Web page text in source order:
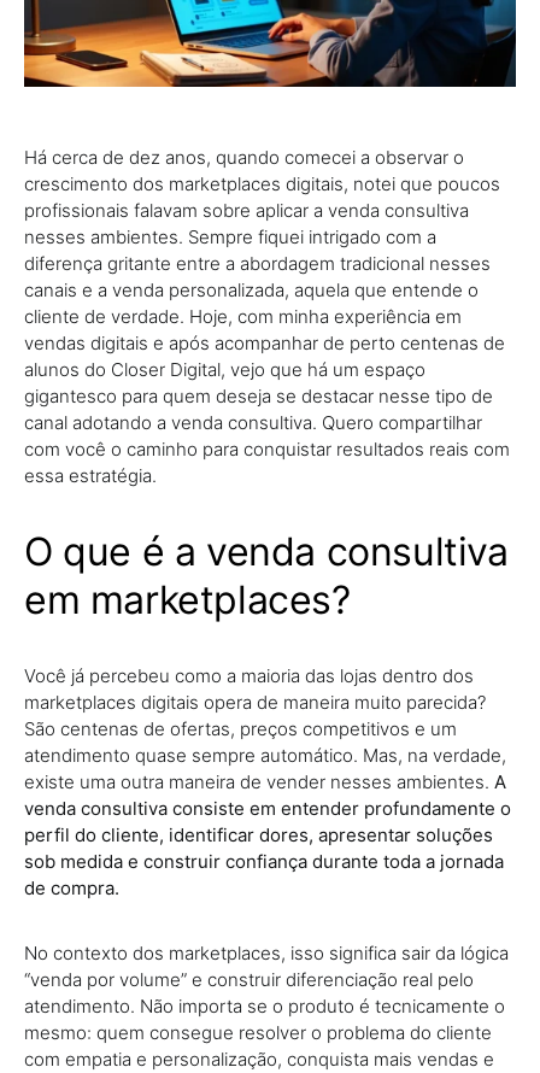
Há cerca de dez anos, quando comecei a observar o
crescimento dos marketplaces digitais, notei que poucos
profissionais falavam sobre aplicar a venda consultiva
nesses ambientes. Sempre fiquei intrigado com a
diferença gritante entre a abordagem tradicional nesses
canais e a venda personalizada, aquela que entende o
cliente de verdade. Hoje, com minha experiência em
vendas digitais e após acompanhar de perto centenas de
alunos do Closer Digital, vejo que há um espaço
gigantesco para quem deseja se destacar nesse tipo de
canal adotando a venda consultiva. Quero compartilhar
com você o caminho para conquistar resultados reais com
essa estratégia.
O que é a venda consultiva
em marketplaces?
Você já percebeu como a maioria das lojas dentro dos
marketplaces digitais opera de maneira muito parecida?
São centenas de ofertas, preços competitivos e um
atendimento quase sempre automático. Mas, na verdade,
existe uma outra maneira de vender nesses ambientes. A
venda consultiva consiste em entender profundamente o
perfil do cliente, identificar dores, apresentar soluções
sob medida e construir confiança durante toda a jornada
de compra.
No contexto dos marketplaces, isso significa sair da lógica
“venda por volume” e construir diferenciação real pelo
atendimento. Não importa se o produto é tecnicamente o
mesmo: quem consegue resolver o problema do cliente
com empatia e personalização, conquista mais vendas e